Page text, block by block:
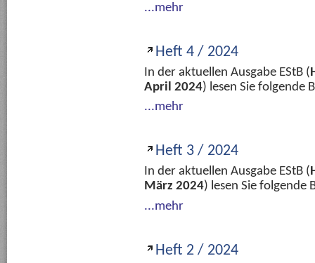
...mehr
Heft 4 / 2024
In der aktuellen Ausgabe EStB (
April 2024) lesen Sie folgende
...mehr
Heft 3 / 2024
In der aktuellen Ausgabe EStB (
März 2024) lesen Sie folgende
...mehr
Heft 2 / 2024